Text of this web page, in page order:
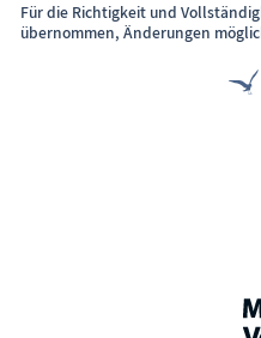
Für die Richtigkeit und
übernommen, Änderungen